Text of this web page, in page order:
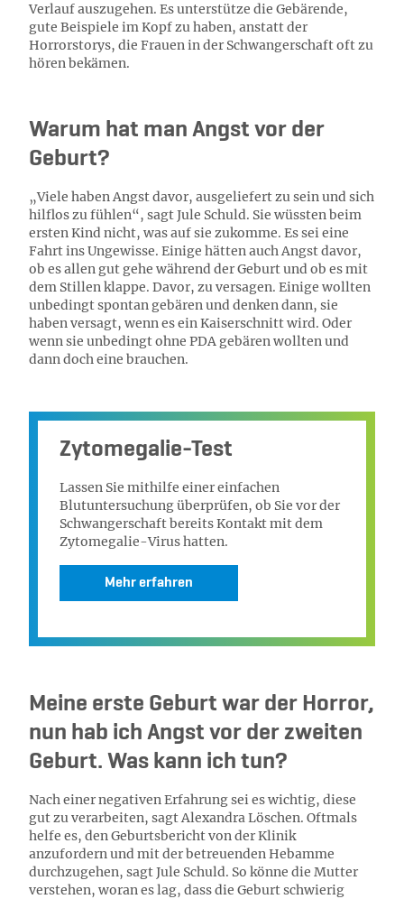
Verlauf auszugehen. Es unterstütze die Gebärende,
gute Beispiele im Kopf zu haben, anstatt der
Horrorstorys, die Frauen in der Schwangerschaft oft zu
hören bekämen.
Warum hat man Angst vor der
Geburt?
„Viele haben Angst davor, ausgeliefert zu sein und sich
hilflos zu fühlen“, sagt Jule Schuld. Sie wüssten beim
ersten Kind nicht, was auf sie zukomme. Es sei eine
Fahrt ins Ungewisse. Einige hätten auch Angst davor,
ob es allen gut gehe während der Geburt und ob es mit
dem Stillen klappe. Davor, zu versagen. Einige wollten
unbedingt spontan gebären und denken dann, sie
haben versagt, wenn es ein Kaiserschnitt wird. Oder
wenn sie unbedingt ohne PDA gebären wollten und
dann doch eine brauchen.
Zytomegalie-Test
Lassen Sie mithilfe einer einfachen
Blutuntersuchung überprüfen, ob Sie vor der
Schwangerschaft bereits Kontakt mit dem
Zytomegalie-Virus hatten.
Mehr erfahren
Meine erste Geburt war der Horror,
nun hab ich Angst vor der zweiten
Geburt. Was kann ich tun?
Nach einer negativen Erfahrung sei es wichtig, diese
gut zu verarbeiten, sagt Alexandra Löschen. Oftmals
helfe es, den Geburtsbericht von der Klinik
anzufordern und mit der betreuenden Hebamme
durchzugehen, sagt Jule Schuld. So könne die Mutter
verstehen, woran es lag, dass die Geburt schwierig